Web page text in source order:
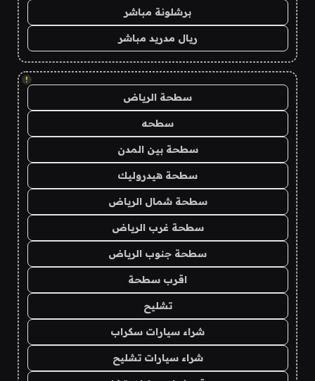
برشلونة مباشر
ريال مدريد مباشر
!
سطحة الرياض
سطحه
سطحة بين المدن
سطحة هيدروليك
سطحة شمال الرياض
سطحة غرب الرياض
سطحة جنوب الرياض
اقرب سطحة
تشليح
شراء سيارات سكراب
شراء سيارات تشليح